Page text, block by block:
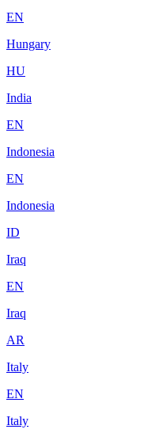
EN
Hungary
HU
India
EN
Indonesia
EN
Indonesia
ID
Iraq
EN
Iraq
AR
Italy
EN
Italy